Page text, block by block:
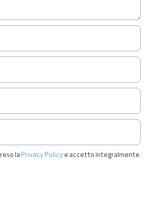
la Privacy Policye accetto integralmente